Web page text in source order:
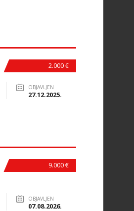
2.000 €
OBJAVLJEN
27.12.2025.
9.000 €
OBJAVLJEN
07.08.2026.